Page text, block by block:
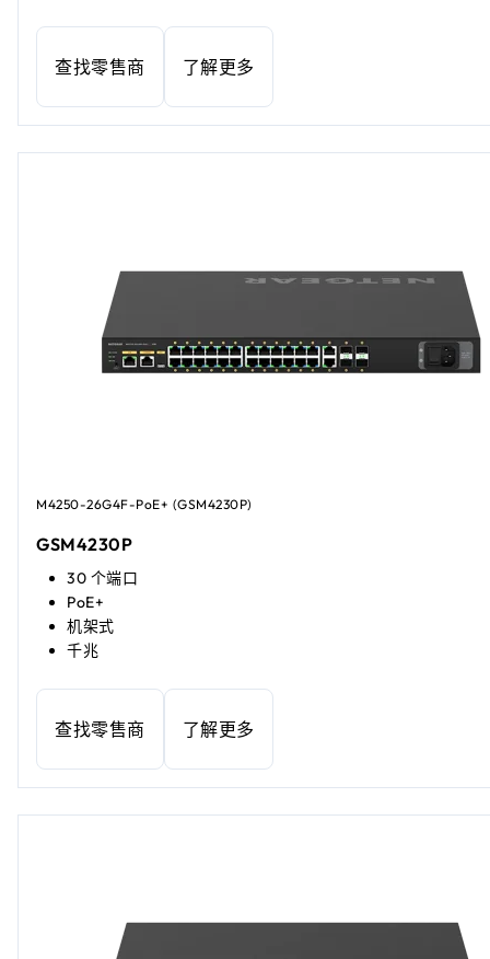
查找零售商 了解更多
M4250-26G4F-PoE+ (GSM4230P)
GSM4230P
30 个端口
PoE+
机架式
千兆
查找零售商 了解更多